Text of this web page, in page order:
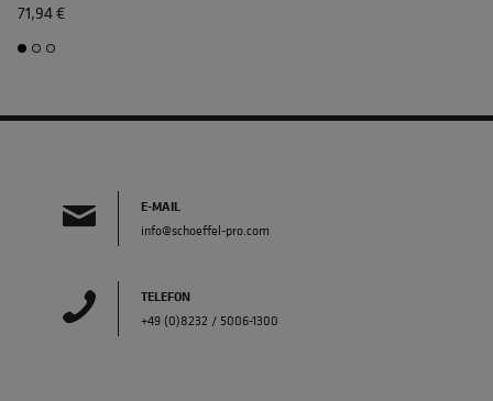
71,94 €
E-MAIL
info@schoeffel-pro.com
TELEFON
+49 (0)8232 / 5006-1300